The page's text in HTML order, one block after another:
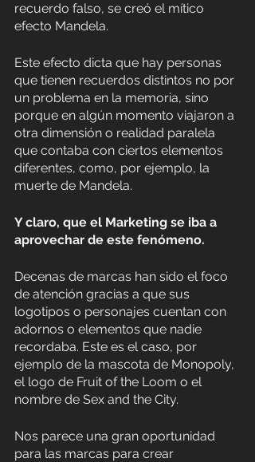
recuerdo falso, se creó el mítico
efecto Mandela.
Este efecto dicta que hay personas
que tienen recuerdos distintos no por
un problema en la memoria, sino
porque en algún momento viajaron a
otra dimensión o realidad paralela
que contaba con ciertos elementos
diferentes, como, por ejemplo, la
muerte de Mandela.
Y claro, que el Marketing se iba a
aprovechar de este fenómeno.
Decenas de marcas han sido el foco
de atención gracias a que sus
logotipos o personajes cuentan con
adornos o elementos que nadie
recordaba. Este es el caso, por
ejemplo de la mascota de Monopoly,
el logo de Fruit of the Loom o el
nombre de Sex and the City.
Nos parece una gran oportunidad
para las marcas para crear